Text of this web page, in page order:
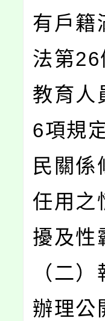
有戶籍
法第
教育人
6項規
民關
任用之
擾及性
（二
辦理公